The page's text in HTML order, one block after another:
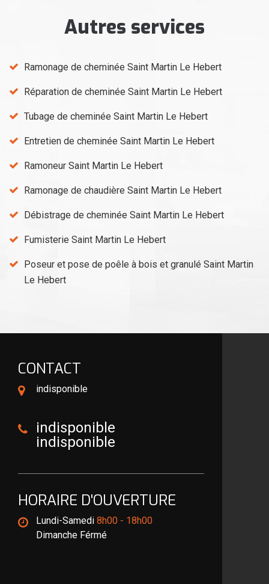
Autres services
Ramonage de cheminée Saint Martin Le Hebert
Réparation de cheminée Saint Martin Le Hebert
Tubage de cheminée Saint Martin Le Hebert
Entretien de cheminée Saint Martin Le Hebert
Ramoneur Saint Martin Le Hebert
Ramonage de chaudière Saint Martin Le Hebert
Débistrage de cheminée Saint Martin Le Hebert
Fumisterie Saint Martin Le Hebert
Poseur et pose de poêle à bois et granulé Saint Martin
Le Hebert
CONTACT
indisponible
indisponible
indisponible
HORAIRE D'OUVERTURE
Lundi-Samedi 8h00 - 18h00
Dimanche Férmé